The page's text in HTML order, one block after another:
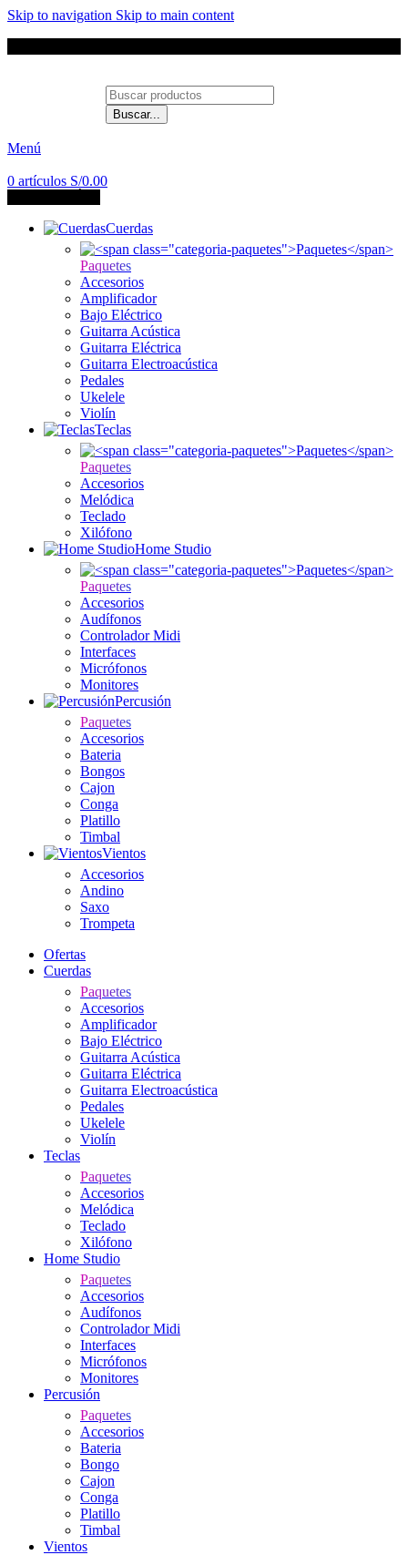
Skip to navigation Skip to main content
Buscar...
Menú
0 artículos S/0.00
Cuerdas
Paquetes
Accesorios
Amplificador
Bajo Eléctrico
Guitarra Acústica
Guitarra Eléctrica
Guitarra Electroacústica
Pedales
Ukelele
Violín
Teclas
Paquetes
Accesorios
Melódica
Teclado
Xilófono
Home Studio
Paquetes
Accesorios
Audífonos
Controlador Midi
Interfaces
Micrófonos
Monitores
Percusión
Paquetes
Accesorios
Bateria
Bongos
Cajon
Conga
Platillo
Timbal
Vientos
Accesorios
Andino
Saxo
Trompeta
Ofertas
Cuerdas
Paquetes
Accesorios
Amplificador
Bajo Eléctrico
Guitarra Acústica
Guitarra Eléctrica
Guitarra Electroacústica
Pedales
Ukelele
Violín
Teclas
Paquetes
Accesorios
Melódica
Teclado
Xilófono
Home Studio
Paquetes
Accesorios
Audífonos
Controlador Midi
Interfaces
Micrófonos
Monitores
Percusión
Paquetes
Accesorios
Bateria
Bongo
Cajon
Conga
Platillo
Timbal
Vientos